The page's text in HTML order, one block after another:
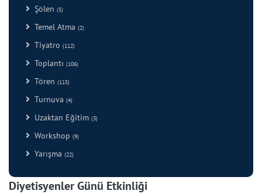
Şölen (5)
Temel Atma (2)
Tiyatro (112)
Toplantı (106)
Tören (115)
Turnuva (4)
Uzaktan Eğitim (3)
Workshop (9)
Yarışma (22)
Diyetisyenler Günü Etkinliği